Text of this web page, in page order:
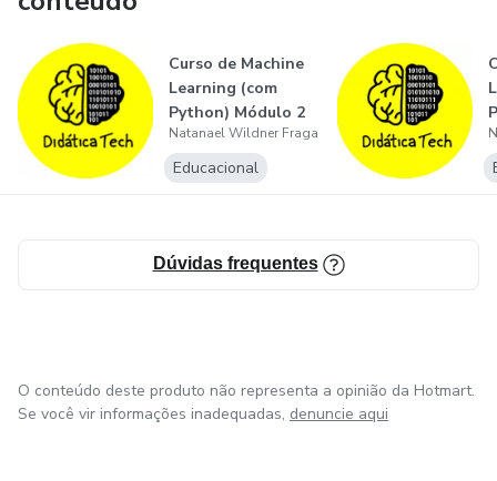
Curso de Machine
Learning (com
Python) Módulo 2
Natanael Wildner Fraga
Educacional
Dúvidas frequentes
O conteúdo deste produto não representa a opinião da Hotmart.
Se você vir informações inadequadas, denuncie aqui